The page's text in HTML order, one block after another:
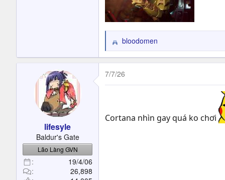
R
e
a
c
t
s
bloodomen
lifesyle
Baldur's Gate
Lão Làng GVN
19/4/06
26,898
7/7/26
Cortana nhìn gay quá ko chơi